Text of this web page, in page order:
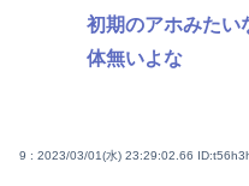
初期のアホみたい
体無いよな
9 : 2023/03/01(水) 23:29:02.66